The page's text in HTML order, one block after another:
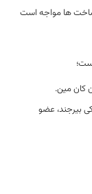
ها مواجه است
کان مین.
بیرجند، عضو